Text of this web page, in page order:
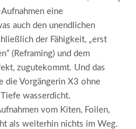
eine
auch den unendlichen
der Fähigkeit, „erst
(Reframing) und dem
zugutekommt. Und das
die Vorgängerin X3 ohne
wasserdicht.
vom Kiten, Foilen,
als weiterhin nichts im Weg.